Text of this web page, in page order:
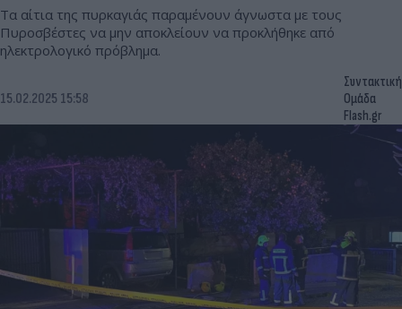
Τα αίτια της πυρκαγιάς παραμένουν άγνωστα με τους
Πυροσβέστες να μην αποκλείουν να προκλήθηκε από
ηλεκτρολογικό πρόβλημα.
15.02.2025 15:58
Συντακτική
Ομάδα
Flash.gr